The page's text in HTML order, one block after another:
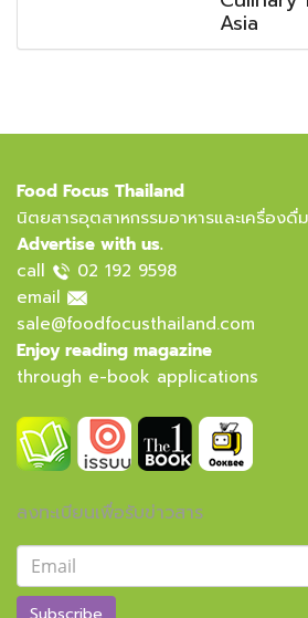
Asia
Food Focus Thailand
นิตยสารอุตสาหกรรมอาหารและเครื่องดื่ม
Advertise with us.
call
02 192 9598
email
sale@foodfocusthailand.com
Enjoy reading magazine
through e-book applications
ลงทะเบียนเพื่อรับข่าวสาร